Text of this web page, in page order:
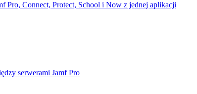
Pro, Connect, Protect, School i Now z jednej aplikacji
serwerami Jamf Pro